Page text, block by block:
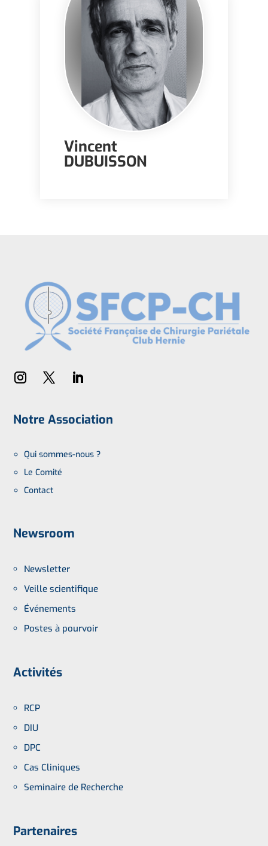
Vincent
DUBUISSON
Notre Association
Qui sommes-nous ?
Le Comité
Contact
Newsroom
Newsletter
Veille scientifique
Événements
Postes à pourvoir
Activités
RCP
DIU
DPC
Cas Cliniques
Seminaire de Recherche
Partenaires